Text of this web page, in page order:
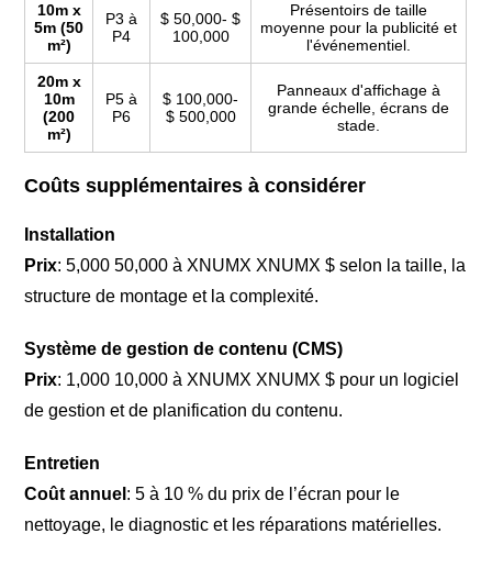
10m x
5m (50
m²)
P3 à
P4
$ 50,000- $
100,000
Présentoirs de taille
moyenne pour la publicité et
l'événementiel.
20m x
10m
(200
m²)
P5 à
P6
$ 100,000-
$ 500,000
Panneaux d'affichage à
grande échelle, écrans de
stade.
Coûts supplémentaires à considérer
Installation
Prix: 5,000 50,000 à XNUMX XNUMX $ selon la taille, la
structure de montage et la complexité.
Système de gestion de contenu (CMS)
Prix: 1,000 10,000 à XNUMX XNUMX $ pour un logiciel
de gestion et de planification du contenu.
Entretien
Coût annuel : 5 à 10 % du prix de l’écran pour le
nettoyage, le diagnostic et les réparations matérielles.